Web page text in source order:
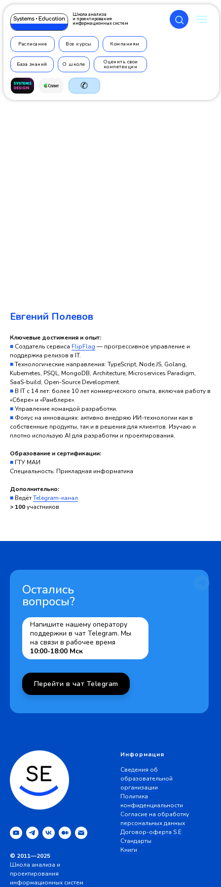
Школа анализа
и проектирования
информационных систем
Расписание Все курсы Компаниям
Оценить свои
компетенции
База знаний О школе
✆
Евгений Полевов
Ключевые достижения и опыт:
■ Создатель сервиса FlipFlag — прогрессивное управление и
поддержка релизов в IT.
■Технологические направления: TypeScript, Node.JS, Golang,
Kubernetes, PSQL, MongoDB, Architecture, Microservices Paradigm,
SaaS-build, Open-Source Development.
■ В IT с 14 лет: более 10 лет коммерческого опыта, включая работу в
«Сбере» и «Рамблере».
■Управление командой разработки.
■ Фокус на инновациях: активно внедряю ИИ-технологии как в
собственные продукты, так и в решения для клиентов. Изучаю и
плотно использую AI для разработки и проектирования.
Образование и сертификации:
■ ГТУ МАИ
Специальность: Прикладная информатика
Дополнительно:
■ ВедётTelegram-канал
> 100участников
Остались
вопросы?
Напишите нашему оператору
поддержки в чат Telegram. Мы
на связи в рабочее время
10:00-18:00 Мск
Перейти в чат Telegram
© 2011—2025
Школа анализа и
проектирования
информационных систем
Информация
Сведения об
образовательной
организации
Политика
конфиденциальности
Согласие на обработку
персональных данных
Договор-оферта S.E
Стандарты
Книги